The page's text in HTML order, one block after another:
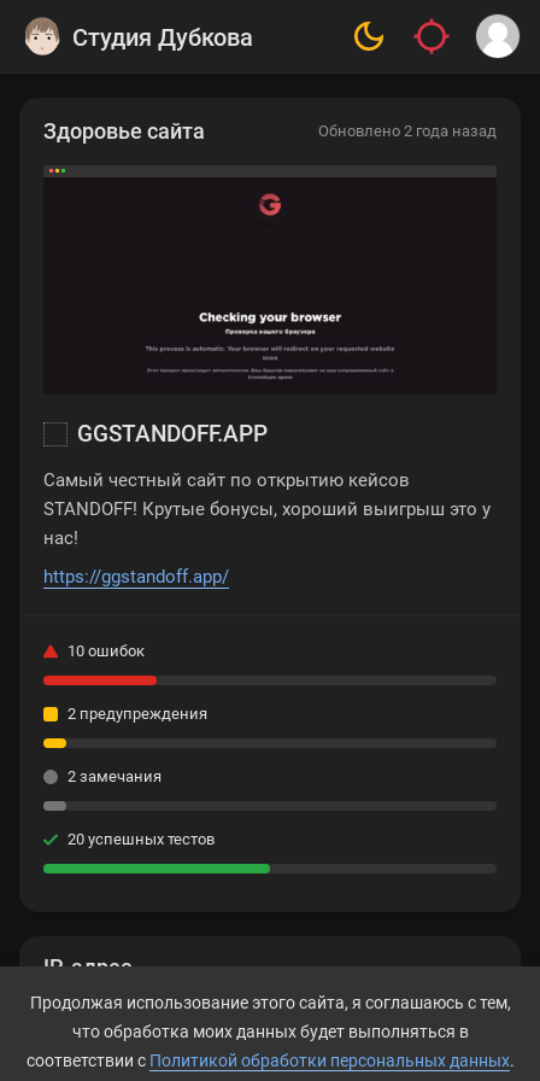
Студия Дубкова
IP-адрес
104.18.112.221
Здоровье сайта Обновлено 2 года назад
GGSTANDOFF.APP
Самый честный сайт по открытию кейсов
STANDOFF! Крутые бонусы, хороший выигрыш это у
нас!
https://ggstandoff.app/
10 ошибок
2 предупреждения
2 замечания
20 успешных тестов
Продолжая использование этого сайта, я соглашаюсь с тем,
что обработка моих данных будет выполняться в
соответствии с Политикой обработки персональных данных.